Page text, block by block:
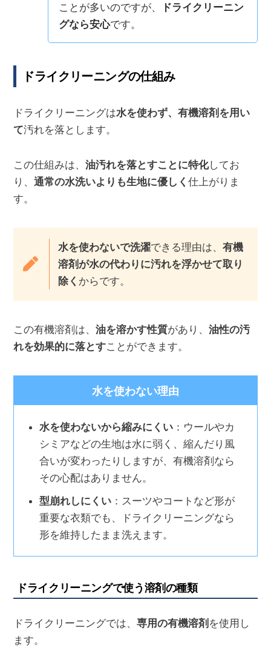
ことが多いのですが、
ドライクリーニン
グなら安心です。
ドライクリーニングの仕組み
ドライクリーニングは水を使わず、有機溶剤を用い
て汚れを落とします。
この仕組みは、油汚れを落とすことに特化してお
り、通常の水洗いよりも生地に優しく仕上がりま
す。
水を使わないで洗濯できる理由は、 有機
溶剤が水の代わりに汚れを浮かせて取り
除く からです。
この有機溶剤は、油を溶かす性質があり、油性の汚
れを効果的に落とすことができます。
水を使わない理由
水を使わないから縮みにくい ：ウールやカ
シミアなどの生地は水に弱く、縮んだり風
合いが変わったりしますが、有機溶剤なら
その心配はありません。
型崩れしにくい ：スーツやコートなど形が
重要な衣類でも、ドライクリーニングなら
形を維持したまま洗えます。
ドライクリーニングで使う溶剤の種類
ドライクリーニングでは、専用の有機溶剤 を使用し
ます。